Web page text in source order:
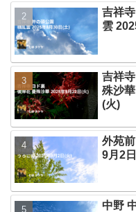
吉祥
雲
吉祥
殊沙
(火)
外苑
9月2
中野